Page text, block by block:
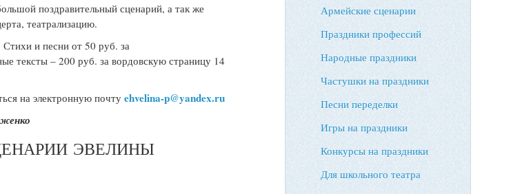
поздравительный сценарий, а так же
театрализацию.
Стихи и песни от 50 руб. за
тексты – 200 руб. за вордовскую страницу 14
на электронную почтуehvelina-p@yandex.ru
ЭВЕЛИНЫ
Армейские сценарии
Праздники профессий
Народные праздники
Частушки на праздники
Песни переделки
Игры на праздники
Конкурсы на праздники
Для школьного театра